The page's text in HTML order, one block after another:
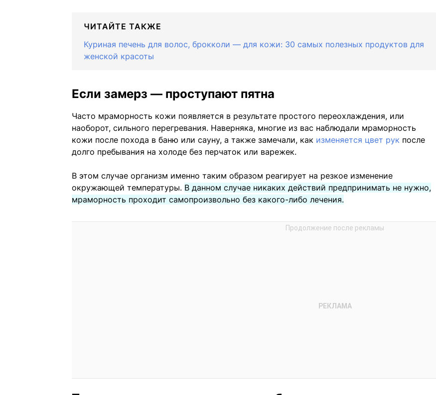
ЧИТАЙТЕ ТАКЖЕ
Куриная печень для волос, брокколи — для кожи: 30 самых полезных продуктов для
женской красоты
Если замерз — проступают пятна
Часто мраморность кожи появляется в результате простого переохлаждения, или
наоборот, сильного перегревания. Наверняка, многие из вас наблюдали мраморность
кожи после похода в баню или сауну, а также замечали, как изменяется цвет рук после
долго пребывания на холоде без перчаток или варежек.
В этом случае организм именно таким образом реагирует на резкое изменение
окружающей температуры. В данном случае никаких действий предпринимать не нужно,
мраморность проходит самопроизвольно без какого-либо лечения.